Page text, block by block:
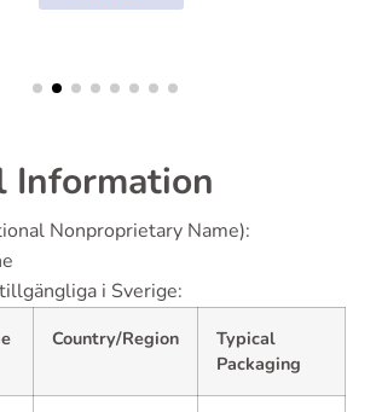
Information
Nonproprietary Name):
i Sverige:
Country/Region
Typical
Packaging